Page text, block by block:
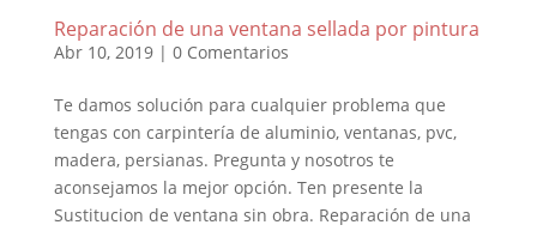
Reparación de una ventana sellada por pintura
Abr 10, 2019| 0 Comentarios
Te damos solución para cualquier problema que
tengas con carpintería de aluminio, ventanas, pvc,
madera, persianas. Pregunta y nosotros te
aconsejamos la mejor opción. Ten presente la
Sustitucion de ventana sin obra. Reparación de una